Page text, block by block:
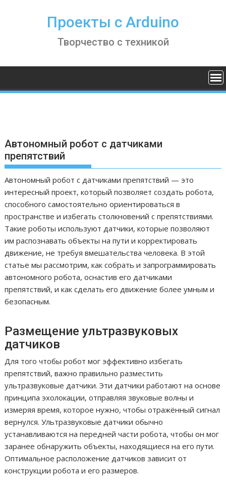
o
o
Проекты с Arduino
Творчество с техникой
Автономный робот с датчиками
препятствий
Автономный робот с датчиками препятствий — это
интересный проект, который позволяет создать робота,
способного самостоятельно ориентироваться в
пространстве и избегать столкновений с препятствиями.
Такие роботы используют датчики, которые позволяют
им распознавать объекты на пути и корректировать
движение, не требуя вмешательства человека. В этой
статье мы рассмотрим, как собрать и запрограммировать
автономного робота, оснастив его датчиками
препятствий, и как сделать его движение более умным и
безопасным.
Размещение ультразвуковых
датчиков
Для того чтобы робот мог эффективно избегать
препятствий, важно правильно разместить
ультразвуковые датчики. Эти датчики работают на основе
принципа эхолокации, отправляя звуковые волны и
измеряя время, которое нужно, чтобы отражённый сигнал
вернулся. Ультразвуковые датчики обычно
устанавливаются на передней части робота, чтобы он мог
заранее обнаружить объекты, находящиеся на его пути.
Оптимальное расположение датчиков зависит от
конструкции робота и его размеров.